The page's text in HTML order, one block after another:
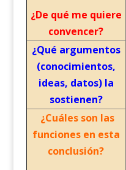
¿De qué me quiere
convencer?
¿Qué argumentos
(conocimientos,
ideas, datos) la
sostienen?
¿Cuáles son las
funciones en esta
conclusión?